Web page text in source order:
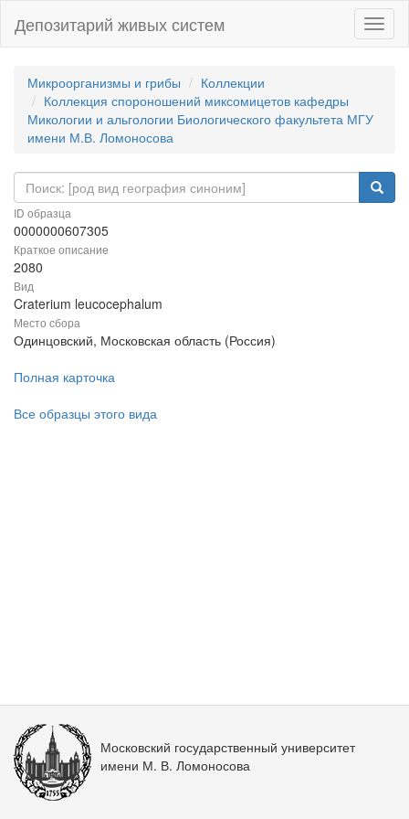
Депозитарий живых систем
Микроорганизмы и грибы
Коллекции
Коллекция спороношений миксомицетов кафедры
Микологии и альгологии Биологического факультета МГУ
имени М.В. Ломоносова
ID образца
0000000607305
Краткое описание
2080
Вид
Craterium leucocephalum
Место сбора
Одинцовский, Московская область (Россия)
Полная карточка
Все образцы этого вида
Московский государственный университет
имени М. В. Ломоносова